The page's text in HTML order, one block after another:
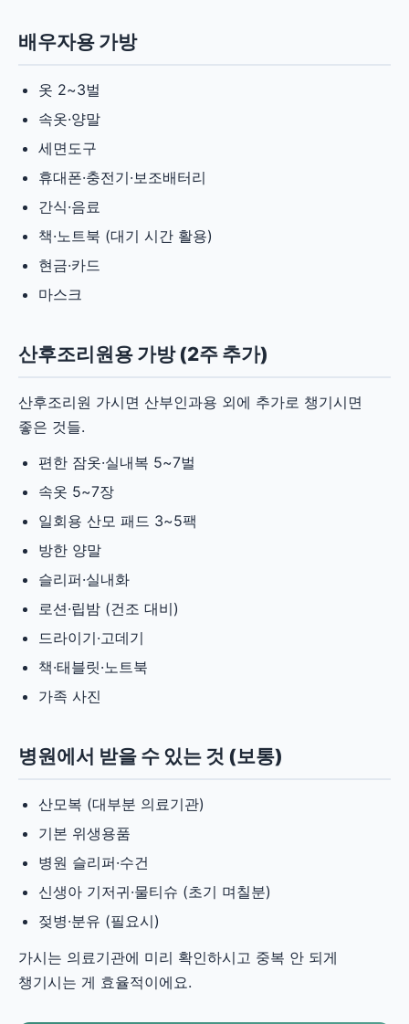
배우자용 가방
옷 2~3벌
속옷·양말
세면도구
휴대폰·충전기·보조배터리
간식·음료
책·노트북 (대기 시간 활용)
현금·카드
마스크
산후조리원용 가방 (2주 추가)
산후조리원 가시면 산부인과용 외에 추가로 챙기시면
좋은 것들.
편한 잠옷·실내복 5~7벌
속옷 5~7장
일회용 산모 패드 3~5팩
방한 양말
슬리퍼·실내화
로션·립밤 (건조 대비)
드라이기·고데기
책·태블릿·노트북
가족 사진
병원에서 받을 수 있는 것 (보통)
산모복 (대부분 의료기관)
기본 위생용품
병원 슬리퍼·수건
신생아 기저귀·물티슈 (초기 며칠분)
젖병·분유 (필요시)
가시는 의료기관에 미리 확인하시고 중복 안 되게
챙기시는 게 효율적이에요.